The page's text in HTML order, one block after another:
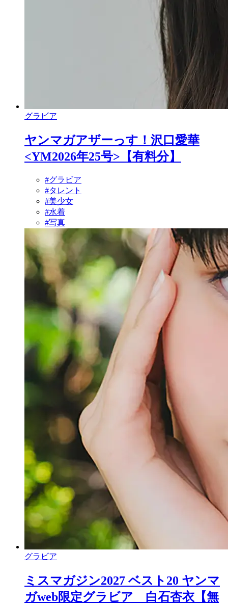
グラビア
ヤンマガアザーっす！沢口愛華
<YM2026年25号>【有料分】
#グラビア
#タレント
#美少女
#水着
#写真
グラビア
ミスマガジン2027 ベスト20 ヤンマ
ガweb限定グラビア 白石杏衣【無